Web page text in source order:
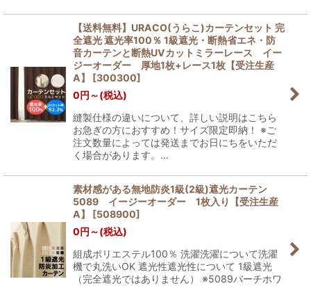
【送料無料】URACO(うらこ)カーテンセット 完
全遮光 遮光率100％ 1級遮光・断熱省エネ・防
音カーテンと断熱UVカットミラーレース イー
ジーオーダー 厚地1枚+レース1枚【受注生産
A】
[300300]
0円 ～(税込)
縫製仕様の違いについて、詳しい説明はこちら
お急ぎの方におすすめ！サイズ限定即納！ ※ご
注文数量によっては発送までお日にちをいただ
く場合があります。…
素材感がある無地防炎1級(2級)遮光カーテン
5089 イージーオーダー 1枚入り【受注生産
A】
[508900]
0円 ～(税込)
組成ポリエステル100％ 洗濯洗濯について洗濯
機で丸洗いOK 遮光性遮光性について 1級遮光
（完全遮光ではありません） ※5089バーチホワ